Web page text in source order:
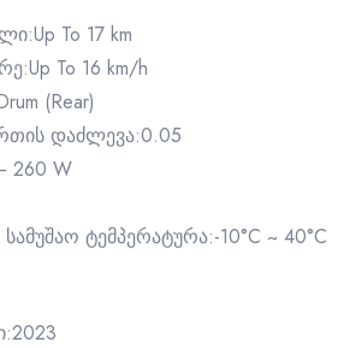
To 17 km
To 16 km/h
(Rear)
დაძლევა:0.05
260 W
ტემპერატურა:-10°C ~ 40°C